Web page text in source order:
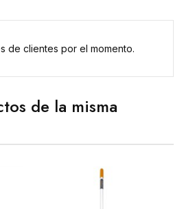
de clientes por el momento.
de la misma